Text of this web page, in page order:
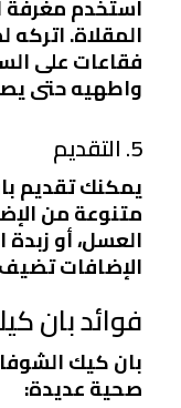
استخدم
المقلاة.
فقاعات على
واطهيه حتى
5. التقديم
يمكنك تقديم
متنوعة من
العسل، أو
الإضافات
فوائد بان
بان كيك
صحية عديدة: